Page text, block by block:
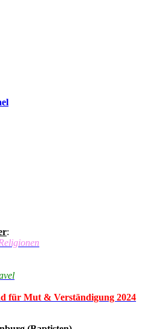
:
für Mut & Verständigung 2024